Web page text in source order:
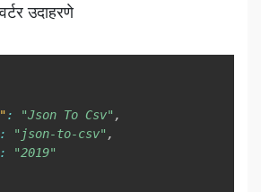
उदाहरणे
: "Json To Csv" ,
: "json-to-csv" ,
:
"2019"